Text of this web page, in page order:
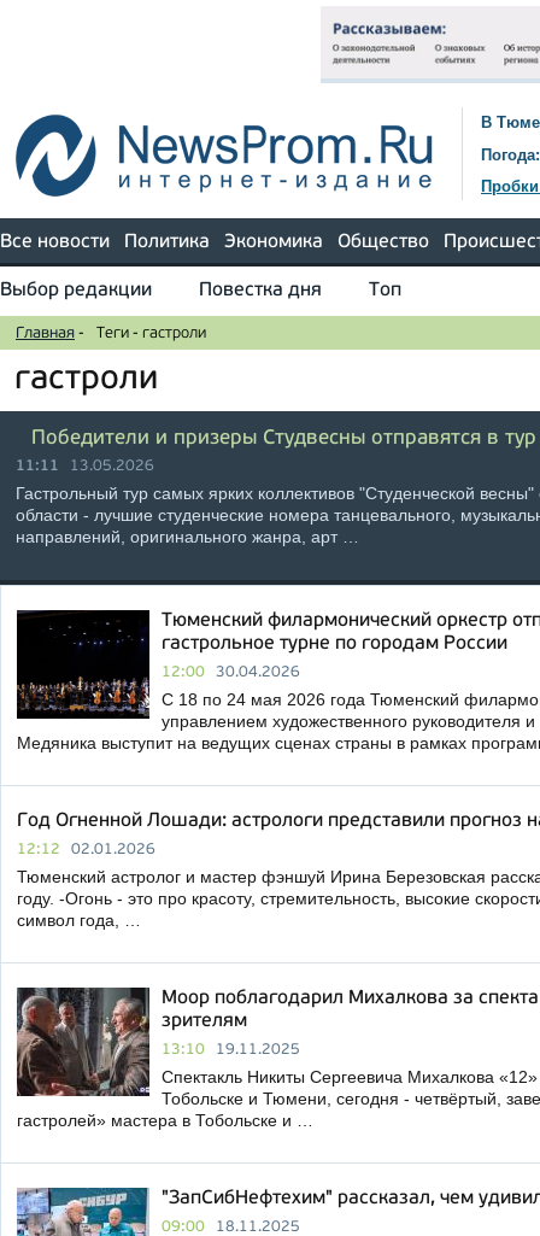
В
Погода:
Все новости Политика Экономика Общество
Выбор редакции Повестка дня Топ
Главная - Теги - гастроли
гастроли
Победители и призеры Студвесны отправятся в
11:11 13.05.2026
Гастрольный тур самых ярких коллективов "Студенческой
области - лучшие студенческие номера танцевального,
направлений, оригинального жанра, арт …
Тюменский филармонический оркестр
гастрольное турне по городам России
12:00 30.04.2026
С 18 по 24 мая 2026 года Тюменский
управлением художественного руководителя
Медяника выступит на ведущих сценах страны в рамках
Год Огненной Лошади: астрологи представили прогноз
12:12 02.01.2026
Тюменский астролог и мастер фэншуй Ирина Березовская
году. -Огонь - это про красоту, стремительность, высокие
символ года, …
Моор поблагодарил Михалкова за
зрителям
13:10 19.11.2025
Спектакль Никиты Сергеевича Михалкова
Тобольске и Тюмени, сегодня - четвёртый,
гастролей» мастера в Тобольске и …
"ЗапСибНефтехим" рассказал, чем
09:00 18.11.2025